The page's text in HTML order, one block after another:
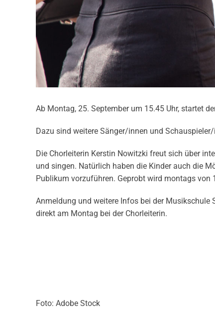
Ab Montag, 25. September um 15.45 Uhr, startet
Dazu sind weitere Sänger/innen und
Die Chorleiterin Kerstin Nowitzki freut sich über
und singen. Natürlich haben die Kinder auch die
Publikum vorzuführen. Geprobt wird montags von
Anmeldung und weitere Infos bei der
direkt am Montag bei der Chorleiterin.
Foto: Adobe Stock